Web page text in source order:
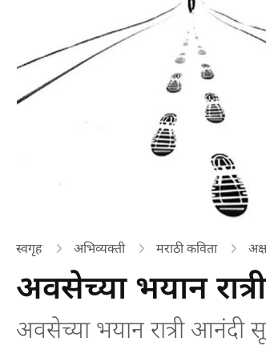
स्वगृह अभिव्यक्ती मराठी कविता
अवसेच्या भयान
अवसेच्या भयान रात्री आनंदी